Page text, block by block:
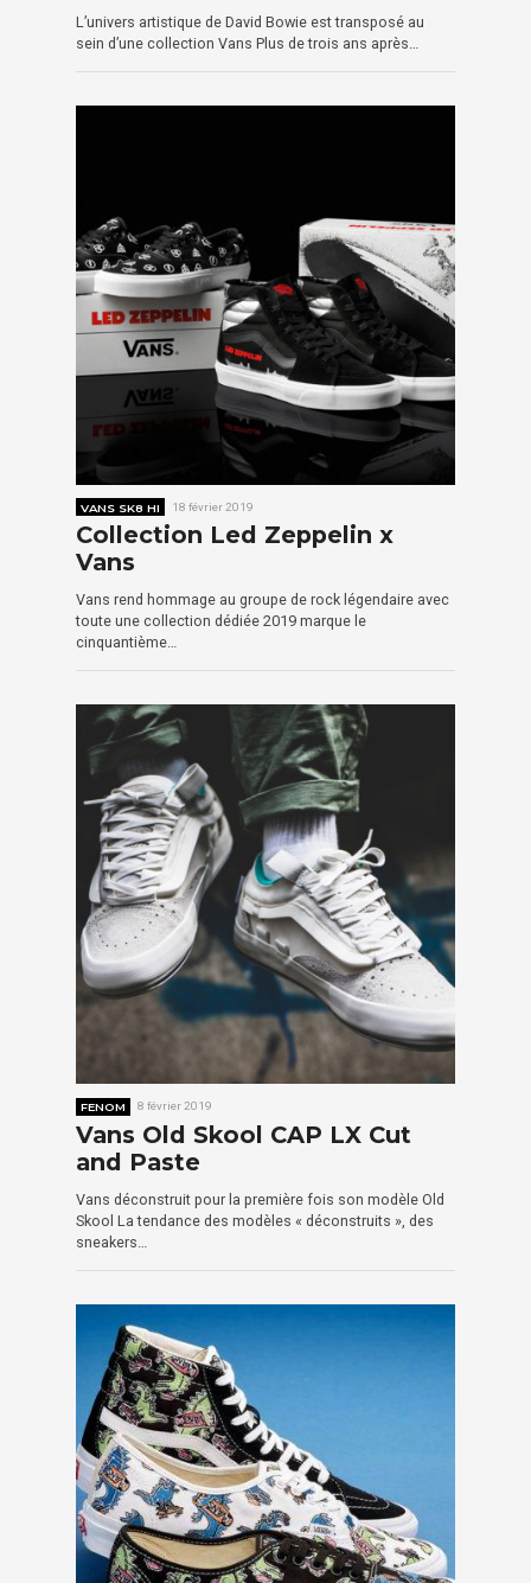
L’univers artistique de David Bowie est transposé au
sein d’une collection Vans Plus de trois ans après…
VANS SK8 HI 18 février 2019
Collection Led Zeppelin x
Vans
Vans rend hommage au groupe de rock légendaire avec
toute une collection dédiée 2019 marque le
cinquantième…
FENOM 8 février 2019
Vans Old Skool CAP LX Cut
and Paste
Vans déconstruit pour la première fois son modèle Old
Skool La tendance des modèles « déconstruits », des
sneakers…